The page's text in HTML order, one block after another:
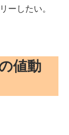
ーしたい。
値動